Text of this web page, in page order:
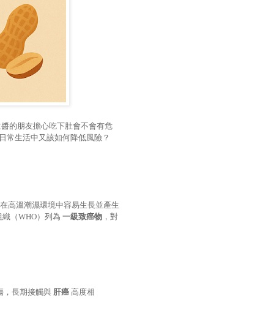
的朋友擔心吃下肚會不會有危
常生活中又該如何降低風險？
高溫潮濕環境中容易生長並產生
（WHO）列為 一級致癌物 ，對
，長期接觸與 肝癌 高度相